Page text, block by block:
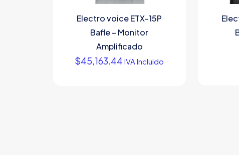
Electro voice ETX-15P
Bafle – Monitor
Amplificado
$45,163.44 IVA Incluido